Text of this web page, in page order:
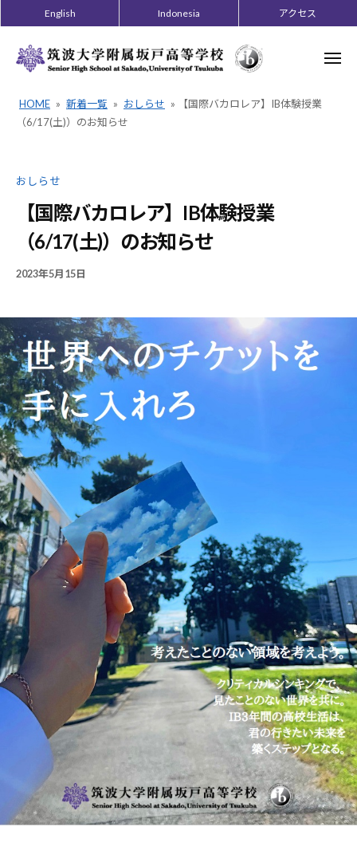
ン
English Indonesia アクセス
メ
HOME » 新着一覧 » おしらせ »
【国際バカロレア】IB体験授業
（6/17(土)）のお知らせ
おしらせ
【国際バカロレア】IB体験授業
（6/17(土)）のお知らせ
2023年5月15日
0
1
9
K
A
N
R
I
-
A
D
I
O
の
コ
メ
ン
ト